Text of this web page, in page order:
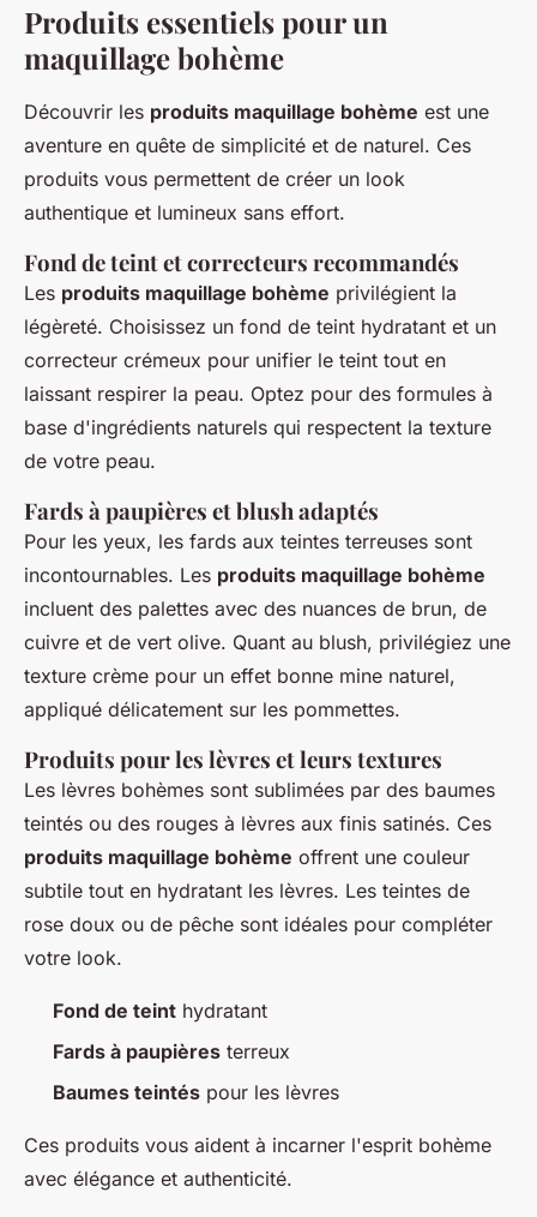
Produits essentiels pour un
maquillage bohème
Découvrir les produits maquillage bohème est une
aventure en quête de simplicité et de naturel. Ces
produits vous permettent de créer un look
authentique et lumineux sans effort.
Fond de teint et correcteurs recommandés
Les produits maquillage bohème privilégient la
légèreté. Choisissez un fond de teint hydratant et un
correcteur crémeux pour unifier le teint tout en
laissant respirer la peau. Optez pour des formules à
base d'ingrédients naturels qui respectent la texture
de votre peau.
Fards à paupières et blush adaptés
Pour les yeux, les fards aux teintes terreuses sont
incontournables. Les produits maquillage bohème
incluent des palettes avec des nuances de brun, de
cuivre et de vert olive. Quant au blush, privilégiez une
texture crème pour un effet bonne mine naturel,
appliqué délicatement sur les pommettes.
Produits pour les lèvres et leurs textures
Les lèvres bohèmes sont sublimées par des baumes
teintés ou des rouges à lèvres aux finis satinés. Ces
produits maquillage bohème offrent une couleur
subtile tout en hydratant les lèvres. Les teintes de
rose doux ou de pêche sont idéales pour compléter
votre look.
Fond de teint hydratant
Fards à paupières terreux
Baumes teintés pour les lèvres
Ces produits vous aident à incarner l'esprit bohème
avec élégance et authenticité.